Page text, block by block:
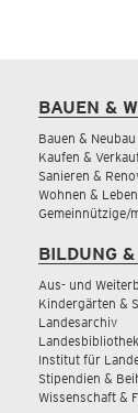
BAUEN &
Bauen & Neubau
Kaufen &
Sanieren &
Wohnen & Leben
Gemeinnützige/
BILDUNG
Aus- und
Kindergärten &
Landesarchiv
Landesbibliothek
Institut für
Stipendien &
Wissenschaft &